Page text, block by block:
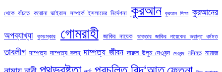
থেকে বাঁচতে করোনা ভাইরাস সম্পর্কে ইসলামের নির্দেশনা কুরআন কুরআন শিক্ষা কুরআনের
অপব্যাখ্যা কুসংস্কার গোমরাহী জাকির নায়েক ডাক্তার জাকির নায়েকের ভ্রান্ত ধর্মমত
তাবলীগ দাম্পত্য দাম্পত্য কলহ দাম্পত্য জীবন দারুল উলুম দেওবন্দ দেওবন্দ নসিহত নামাজ